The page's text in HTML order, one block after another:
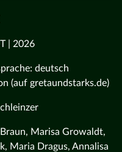
| 2026
deutsch
(auf gretaundstarks.de)
Marisa Growaldt,
Maria Dragus, Annalisa